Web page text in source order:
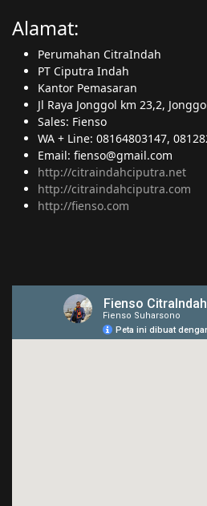
Alamat:
Perumahan CitraIndah
PT Ciputra Indah
Kantor Pemasaran
Jl Raya Jonggol km 23,2,
Sales: Fienso
WA + Line: 08164803147,
Email: fienso@gmail.com
http://citraindahciputra.net
http://citraindahciputra.com
http://fienso.com